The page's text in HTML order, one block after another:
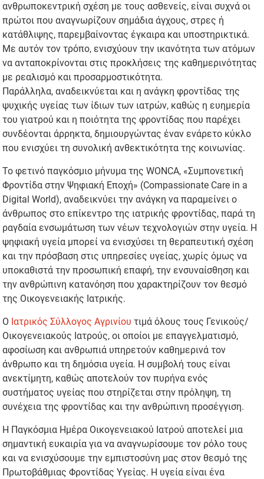
ανθρωποκεντρική σχέση με τους ασθενείς, είναι συχνά οι
πρώτοι που αναγνωρίζουν σημάδια άγχους, στρες ή
κατάθλιψης, παρεμβαίνοντας έγκαιρα και υποστηρικτικά.
Με αυτόν τον τρόπο, ενισχύουν την ικανότητα των ατόμων
να ανταποκρίνονται στις προκλήσεις της καθημερινότητας
με ρεαλισμό και προσαρμοστικότητα.
Παράλληλα, αναδεικνύεται και η ανάγκη φροντίδας της
ψυχικής υγείας των ίδιων των ιατρών, καθώς η ευημερία
του γιατρού και η ποιότητα της φροντίδας που παρέχει
συνδέονται άρρηκτα, δημιουργώντας έναν ενάρετο κύκλο
που ενισχύει τη συνολική ανθεκτικότητα της κοινωνίας.
Το φετινό παγκόσμιο μήνυμα της WONCA, «Συμπονετική
Φροντίδα στην Ψηφιακή Εποχή» (Compassionate Care in a
Digital World), αναδεικνύει την ανάγκη να παραμείνει ο
άνθρωπος στο επίκεντρο της ιατρικής φροντίδας, παρά τη
ραγδαία ενσωμάτωση των νέων τεχνολογιών στην υγεία. Η
ψηφιακή υγεία μπορεί να ενισχύσει τη θεραπευτική σχέση
και την πρόσβαση στις υπηρεσίες υγείας, χωρίς όμως να
υποκαθιστά την προσωπική επαφή, την ενσυναίσθηση και
την ανθρώπινη κατανόηση που χαρακτηρίζουν τον θεσμό
της Οικογενειακής Ιατρικής.
Ο Ιατρικός Σύλλογος Αγρινίου τιμά όλους τους Γενικούς/
Οικογενειακούς Ιατρούς, οι οποίοι με επαγγελματισμό,
αφοσίωση και ανθρωπιά υπηρετούν καθημερινά τον
άνθρωπο και τη δημόσια υγεία. Η συμβολή τους είναι
ανεκτίμητη, καθώς αποτελούν τον πυρήνα ενός
συστήματος υγείας που στηρίζεται στην πρόληψη, τη
συνέχεια της φροντίδας και την ανθρώπινη προσέγγιση.
Η Παγκόσμια Ημέρα Οικογενειακού Ιατρού αποτελεί μια
σημαντική ευκαιρία για να αναγνωρίσουμε τον ρόλο τους
και να ενισχύσουμε την εμπιστοσύνη μας στον θεσμό της
Πρωτοβάθμιας Φροντίδας Υγείας. Η υγεία είναι ένα